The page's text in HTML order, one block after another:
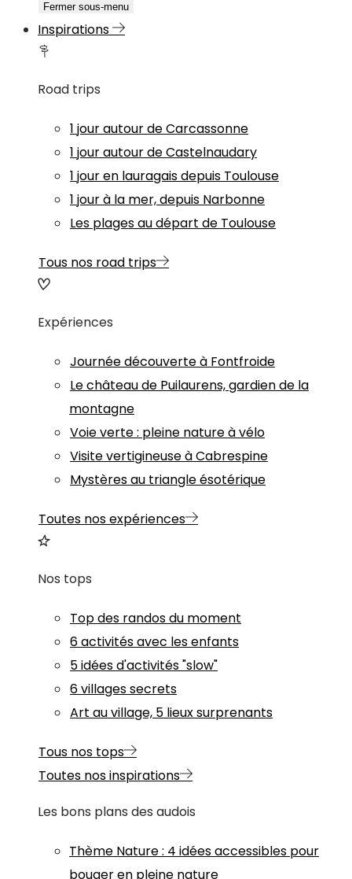
Fermer sous-menu
Inspirations
Road trips
1 jour autour de Carcassonne
1 jour autour de Castelnaudary
1 jour en lauragais depuis Toulouse
1 jour à la mer, depuis Narbonne
Les plages au départ de Toulouse
Tous nos road trips
Expériences
Journée découverte à Fontfroide
Le château de Puilaurens, gardien de la
montagne
Voie verte : pleine nature à vélo
Visite vertigineuse à Cabrespine
Mystères au triangle ésotérique
Toutes nos expériences
Nos tops
Top des randos du moment
6 activités avec les enfants
5 idées d'activités "slow"
6 villages secrets
Art au village, 5 lieux surprenants
Tous nos tops
Toutes nos inspirations
Les bons plans des audois
Thème Nature: 4 idées accessibles pour
bouger en pleine nature